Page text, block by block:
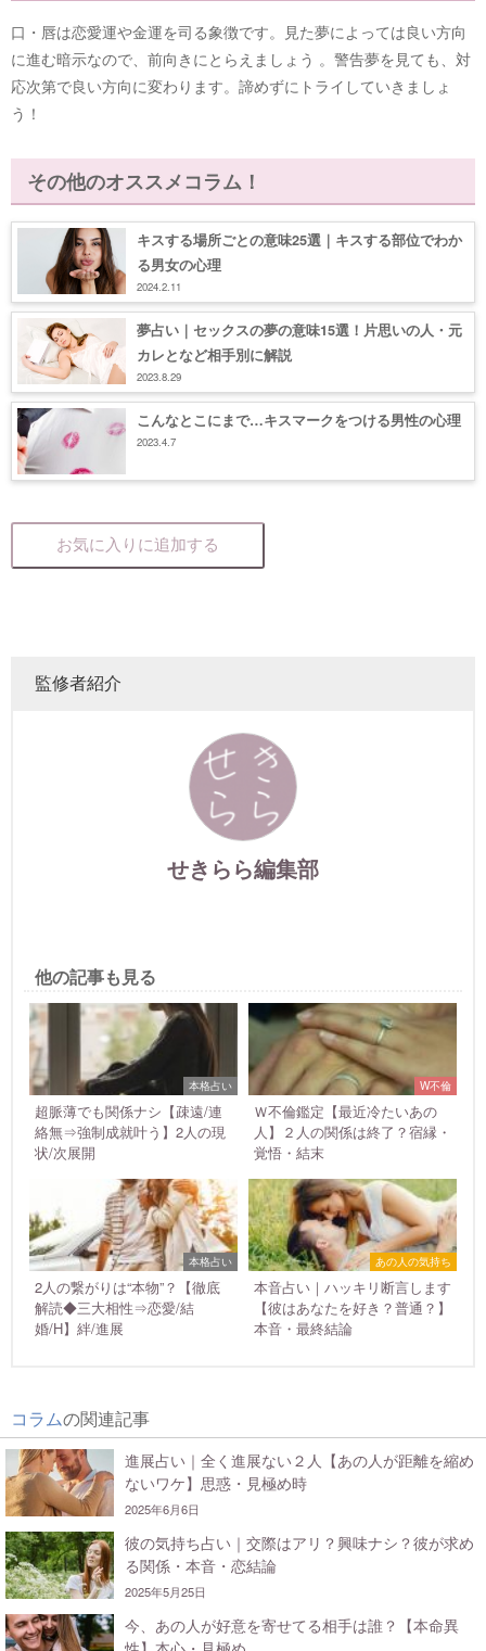
口・唇は恋愛運や金運を司る象徴です。見た夢によっては良い方向
に進む暗示なので、前向きにとらえましょう 。警告夢を見ても、対
応次第で良い方向に変わります。諦めずにトライしていきましょ
う！
その他のオススメコラム！
キスする場所ごとの意味25選｜キスする部位でわか
る男女の心理
2024.2.11
夢占い｜セックスの夢の意味15選！片思いの人・元
カレとなど相手別に解説
2023.8.29
こんなとこにまで…キスマークをつける男性の心理
2023.4.7
お気に入りに追加する
監修者紹介
せきらら編集部
他の記事も見る
本格占い
超脈薄でも関係ナシ【疎遠/連
絡無⇒強制成就叶う】2人の現
状/次展開
W不倫
Ｗ不倫鑑定【最近冷たいあの
人】２人の関係は終了？宿縁・
覚悟・結末
本格占い
2人の繋がりは“本物”？【徹底
解読◆三大相性⇒恋愛/結
婚/H】絆/進展
あの人の気持ち
本音占い｜ハッキリ断言します
【彼はあなたを好き？普通？】
本音・最終結論
コラムの関連記事
進展占い｜全く進展ない２人【あの人が距離を縮め
ないワケ】思惑・見極め時
2025年6月6日
彼の気持ち占い｜交際はアリ？興味ナシ？彼が求め
る関係・本音・恋結論
2025年5月25日
今、あの人が好意を寄せてる相手は誰？【本命異